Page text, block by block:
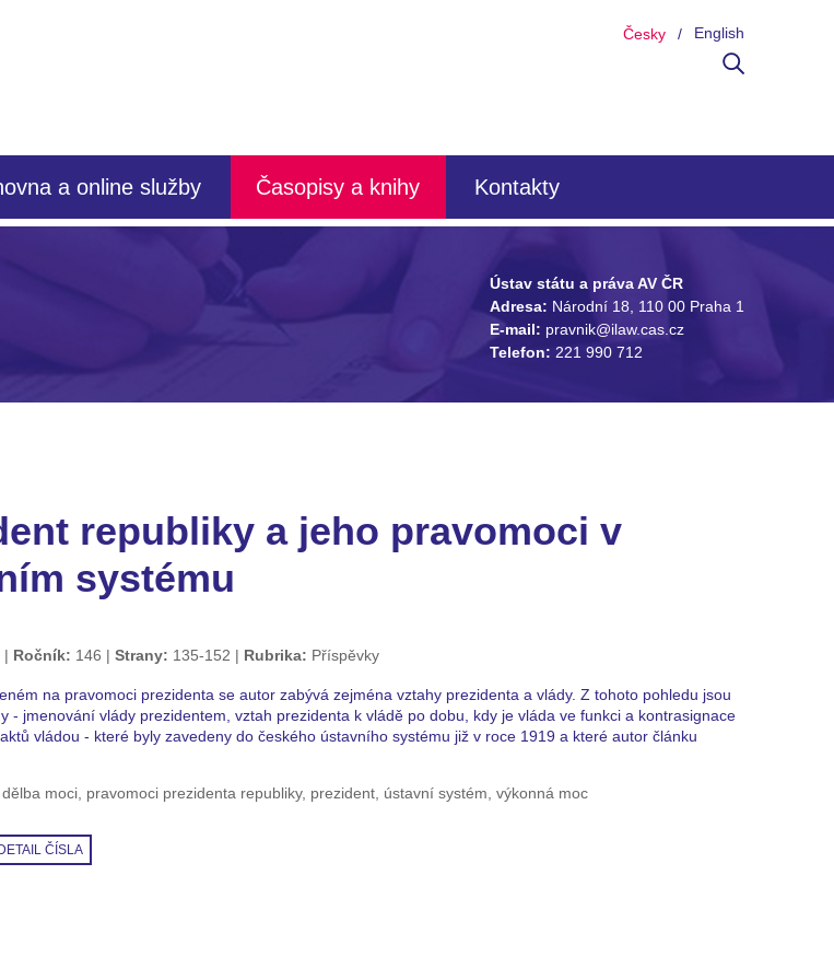
Česky English
a online služby Časopisy a knihy Kontakty
Ústav státu a práva AV ČR
Adresa: Národní 18, 110 00 Praha 1
E-mail: pravnik@ilaw.cas.cz
Telefon: 221 990 712
republiky a jeho pravomoci v
systému
Ročník: 146 Strany: 135-152 Rubrika: Příspěvky
na pravomoci prezidenta se autor zabývá zejména vztahy prezidenta a vlády. Z tohoto pohledu jsou
- jmenování vlády prezidentem, vztah prezidenta k vládě po dobu, kdy je vláda ve funkci a kontrasignace
vládou - které byly zavedeny do českého ústavního systému již v roce 1919 a které autor článku
dělba moci, pravomoci prezidenta republiky, prezident, ústavní systém, výkonná moc
ČÍSLA